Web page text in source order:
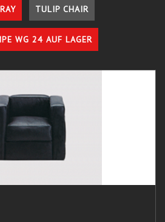
TULIP CHAIR
WG 24 AUF LAGER